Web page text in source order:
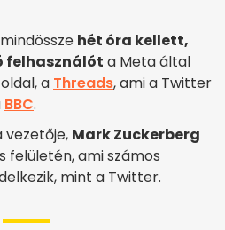
hét óra kellett,
felhasználót a Meta által
a Threads, ami a Twitter
BBC.
Mark Zuckerberg
felületén, ami számos
mint a Twitter.